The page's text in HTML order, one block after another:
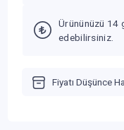
Ürününüzü 14
edebilirsiniz.
Fiyatı Düşünce